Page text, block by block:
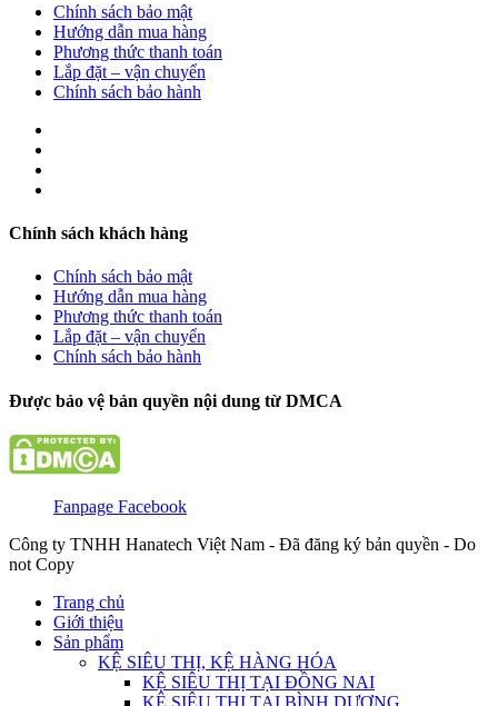
Chính sách bảo mật
Hướng dẫn mua hàng
Phương thức thanh toán
Lắp đặt – vận chuyển
Chính sách bảo hành
Chính sách khách hàng
Chính sách bảo mật
Hướng dẫn mua hàng
Phương thức thanh toán
Lắp đặt – vận chuyển
Chính sách bảo hành
Được bảo vệ bản quyền nội dung từ DMCA
Fanpage Facebook
Công ty TNHH Hanatech Việt Nam - Đã đăng ký bản quyền - Do
not Copy
Trang chủ
Giới thiệu
Sản phẩm
KỆ SIÊU THỊ, KỆ HÀNG HÓA
KỆ SIÊU THỊ TẠI ĐỒNG NAI
KỆ SIÊU THỊ TẠI BÌNH DƯƠNG